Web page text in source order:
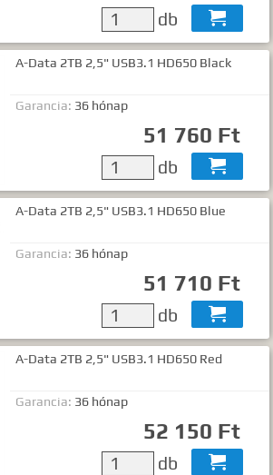
db 
A-Data 2TB 2,5" USB3.1 HD650 Black
Garancia: 36 hónap
51 760 Ft
db 
A-Data 2TB 2,5" USB3.1 HD650 Blue
Garancia: 36 hónap
51 710 Ft
db 
A-Data 2TB 2,5" USB3.1 HD650 Red
Garancia: 36 hónap
52 150 Ft
db 